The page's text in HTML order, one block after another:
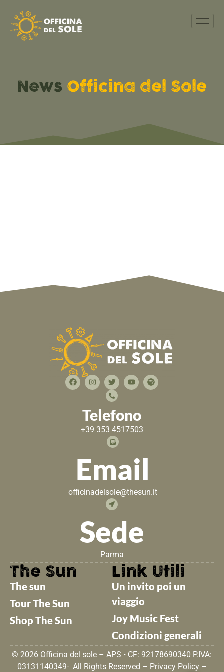
News Officina del Sole
Telefono
+39 353 4517503
Email
officinadelsole@thesun.it
Sede
Parma
The Sun
The sun
Tour The Sun
Shop The Sun
Link Utili
Un invito poi un
viaggio
Joy Music Fest
Condizioni generali
© 2026 Officina del sole – APS • CF: 92178690340 P.IVA:
03131140349- All Rights Reserved – Privacy Policy–